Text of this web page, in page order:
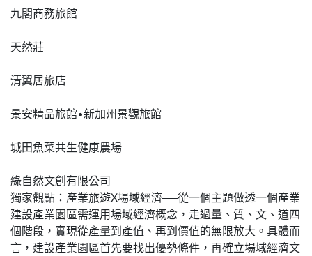
九閣商務旅館
天然莊
清翼居旅店
景安精品旅館•新加州景觀旅館
城田魚菜共生健康農場
綠自然文創有限公司
獨家觀點：產業旅遊Ⅹ場域經濟──從一個主題做透一個產業
建設產業園區需運用場域經濟概念，走過量、質、文、道四
個階段，實現從產量到產值、再到價值的無限放大。具體而
言，建設產業園區首先要找出優勢條件，再確立場域經濟文